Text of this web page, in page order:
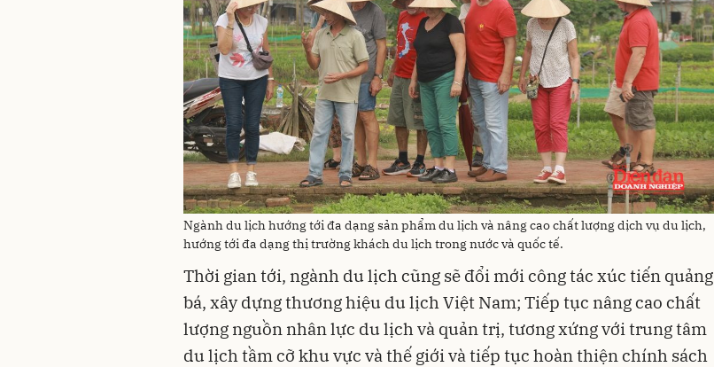
Ngành du lịch hướng tới đa dạng sản phẩm du lịch và nâng cao chất lượng dịch vụ du lịch,
hướng tới đa dạng thị trường khách du lịch trong nước và quốc tế.
Thời gian tới, ngành du lịch cũng sẽ đổi mới công tác xúc tiến quảng
bá, xây dựng thương hiệu du lịch Việt Nam; Tiếp tục nâng cao chất
lượng nguồn nhân lực du lịch và quản trị, tương xứng với trung tâm
du lịch tầm cỡ khu vực và thế giới và tiếp tục hoàn thiện chính sách